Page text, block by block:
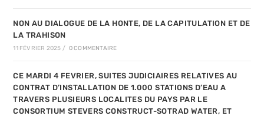
NON AU DIALOGUE DE LA HONTE, DE LA CAPITULATION ET DE
LA TRAHISON
11 FÉVRIER 2025 / 0 COMMENTAIRE
CE MARDI 4 FEVRIER, SUITES JUDICIAIRES RELATIVES AU
CONTRAT D’INSTALLATION DE 1.000 STATIONS D’EAU A
TRAVERS PLUSIEURS LOCALITES DU PAYS PAR LE
CONSORTIUM STEVERS CONSTRUCT-SOTRAD WATER, ET